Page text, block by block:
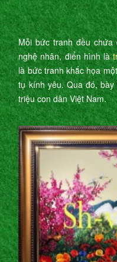
Mỗi bức tranh đều
nghệ nhân, điển hình là
là bức tranh khắc họa
tụ kính yêu. Qua đó,
triệu con dân Việt Nam.